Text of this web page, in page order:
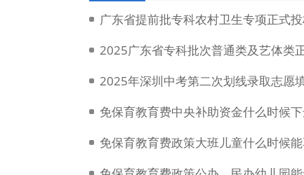
广东省提前批专科农村卫生专项正式
2025广东省专科批次普通类及艺体类
2025年深圳中考第二次划线录取志愿
免保育教育费中央补助资金什么时候下
免保育教育费政策大班儿童什么时候